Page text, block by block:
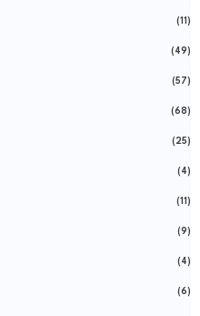
(11)
(49)
(57)
(68)
(25)
(4)
(11)
(9)
(4)
(6)